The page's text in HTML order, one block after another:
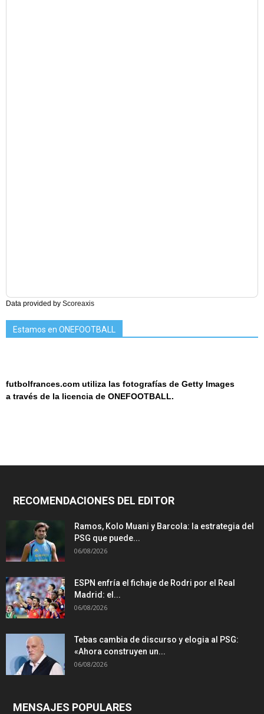
Data provided by Scoreaxis
Estamos en ONEFOOTBALL
futbolfrances.com utiliza las fotografías de Getty Images
a través de la licencia de ONEFOOTBALL.
RECOMENDACIONES DEL EDITOR
Ramos, Kolo Muani y Barcola: la estrategia del
PSG que puede...
06/08/2026
ESPN enfría el fichaje de Rodri por el Real
Madrid: el...
06/08/2026
Tebas cambia de discurso y elogia al PSG:
«Ahora construyen un...
06/08/2026
MENSAJES POPULARES